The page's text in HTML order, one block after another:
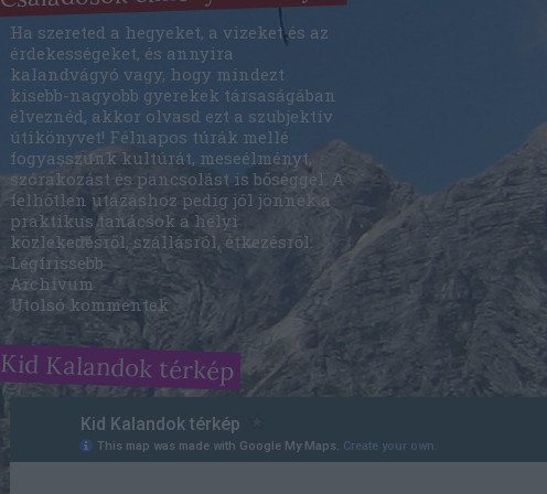
Ha szereted a hegyeket, a vizeket és az
érdekességeket, és annyira
kalandvágyó vagy, hogy mindezt
kisebb-nagyobb gyerekek társaságában
élveznéd, akkor olvasd ezt a szubjektív
útikönyvet! Félnapos túrák mellé
fogyasszunk kultúrát, meseélményt,
szórakozást és pancsolást is bőséggel. A
felhőtlen utazáshoz pedig jól jönnek a
praktikus tanácsok a helyi
közlekedésről, szállásról, étkezésről.
Legfrissebb
Archívum
Utolsó kommentek
Kid Kalandok térkép